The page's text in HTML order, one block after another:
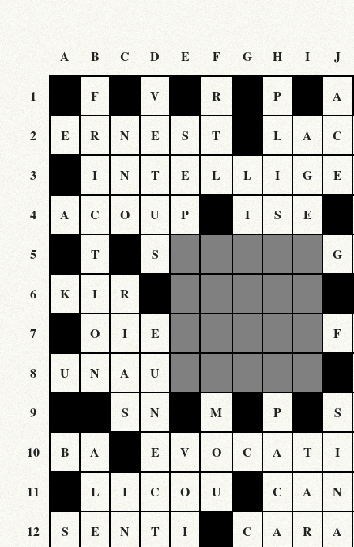
A B C D E F G H I J
1 F V R P A
2 E R N E S T L A C
3 I N T E L L I G E
4 A C O U P I S E
5 T S G
6 K I R
7 O I E F
8 U N A U
9 S N M P S
10 B A E V O C A T I
11 L I C O U C A N
12 S E N T I C A R A